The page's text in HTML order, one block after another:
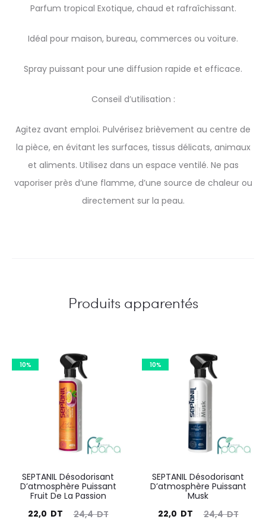
Parfum tropical Exotique, chaud et rafraîchissant.
Idéal pour maison, bureau, commerces ou voiture.
Spray puissant pour une diffusion rapide et efficace.
Conseil d’utilisation :
Agitez avant emploi. Pulvérisez brièvement au centre de
la pièce, en évitant les surfaces, tissus délicats, animaux
et aliments. Utilisez dans un espace ventilé. Ne pas
vaporiser près d’une flamme, d’une source de chaleur ou
directement sur la peau.
Produits apparentés
10%
SEPTANIL Désodorisant
D’atmosphère Puissant
Fruit De La Passion
24,4DT
Le
22,0 DT
10%
SEPTANIL Désodorisant
D’atmosphère Puissant
Musk
24,4DT
Le
22,0 DT